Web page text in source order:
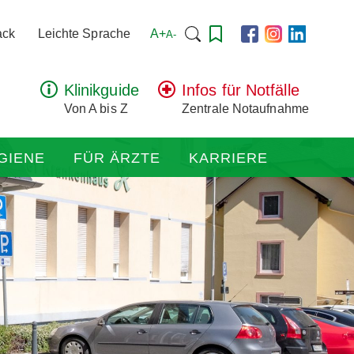
Leichte Sprache A+A- Suchen
Klinikguide
Von A bis Z
Infos für Notfälle
Zentrale Notaufnahme
FÜR ÄRZTE KARRIERE